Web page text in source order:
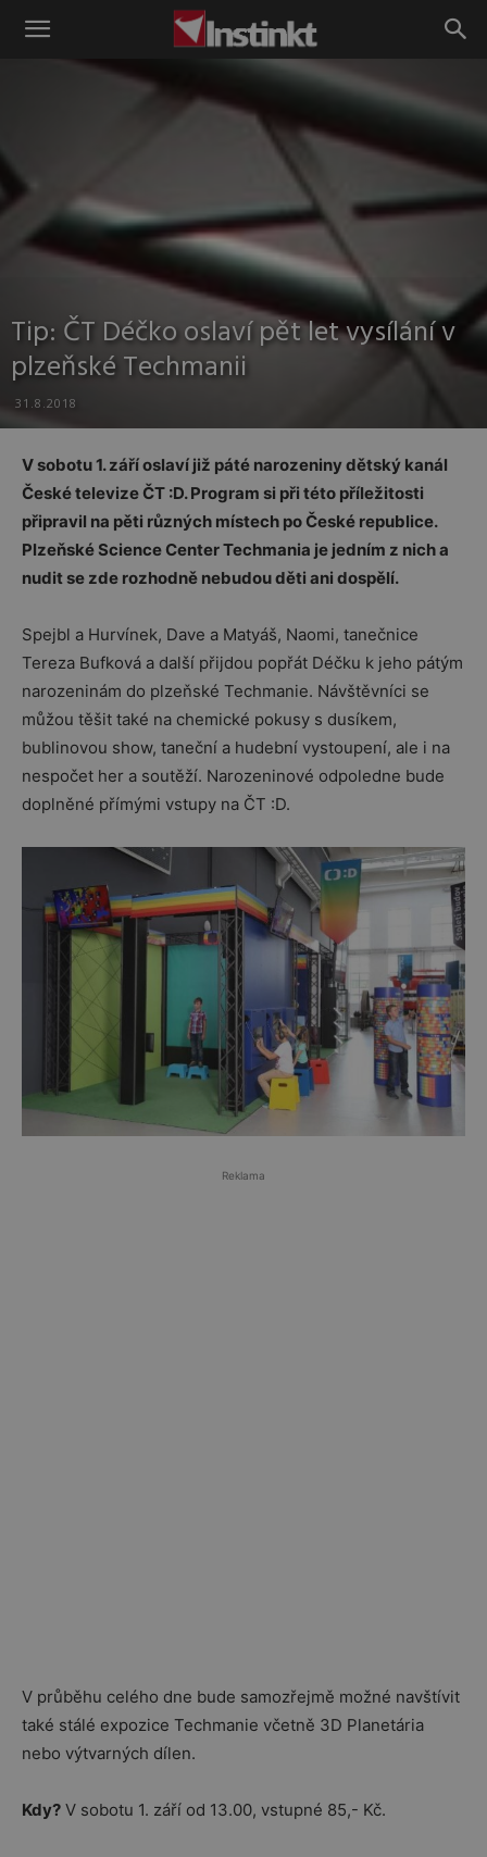
Instinkt
Tip: ČT Déčko oslaví pět let vysílání v
plzeňské Techmanii
31.8.2018
V sobotu 1. září oslaví již páté narozeniny dětský kanál
České televize ČT :D. Program si při této příležitosti
připravil na pěti různých místech po České republice.
Plzeňské Science Center Techmania je jedním z nich a
nudit se zde rozhodně nebudou děti ani dospělí.
Spejbl a Hurvínek, Dave a Matyáš, Naomi, tanečnice
Tereza Bufková a další přijdou popřát Déčku k jeho pátým
narozeninám do plzeňské Techmanie. Návštěvníci se
můžou těšit také na chemické pokusy s dusíkem,
bublinovou show, taneční a hudební vystoupení, ale i na
nespočet her a soutěží. Narozeninové odpoledne bude
doplněné přímými vstupy na ČT :D.
Reklama
V průběhu celého dne bude samozřejmě možné navštívit
také stálé expozice Techmanie včetně 3D Planetária
nebo výtvarných dílen.
Kdy? V sobotu 1. září od 13.00, vstupné 85,- Kč.